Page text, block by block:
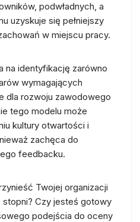
podwładnych, a
uzyskuje się pełniejszy
w miejscu pracy.
na identyfikację zarówno
wymagających
dla rozwoju zawodowego
tego modelu może
kultury otwartości i
zachęca do
feedbacku.
Twojej organizacji
Czy jesteś gotowy
podejścia do oceny